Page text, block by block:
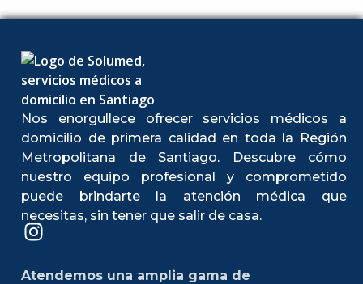
Nos enorgullece ofrecer servicios médicos a
domicilio de primera calidad en toda la Región
Metropolitana de Santiago. Descubre cómo
nuestro equipo profesional y comprometido
puede brindarte la atención médica que
necesitas, sin tener que salir de casa.
Atendemos una amplia gama de